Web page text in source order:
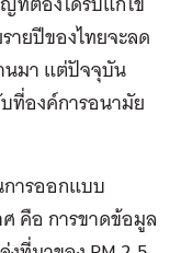
ายปีของไทยจะลด
นมา แต่ปัจจุบัน
ที่องค์การอนามัย
ารออกแบบ
คือ การขาดข้อมูล